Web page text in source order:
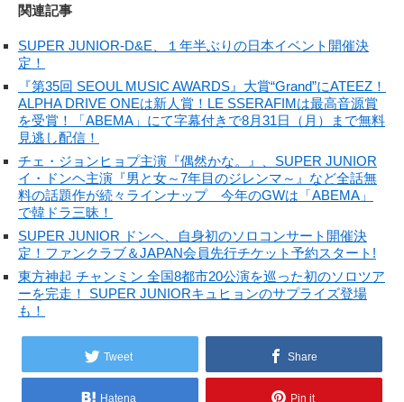
関連記事
SUPER JUNIOR-D&E、１年半ぶりの日本イベント開催決
定！
『第35回 SEOUL MUSIC AWARDS』大賞“Grand”にATEEZ！
ALPHA DRIVE ONEは新人賞！LE SSERAFIMは最高音源賞
を受賞！「ABEMA」にて字幕付きで8月31日（月）まで無料
見逃し配信！
チェ・ジョンヒョプ主演『偶然かな。』、SUPER JUNIOR
イ・ドンヘ主演『男と女～7年目のジレンマ～』など全話無
料の話題作が続々ラインナップ 今年のGWは「ABEMA」
で韓ドラ三昧！
SUPER JUNIOR ドンヘ、自身初のソロコンサート開催決
定！ファンクラブ＆JAPAN会員先行チケット予約スタート!
東方神起 チャンミン 全国8都市20公演を巡った初のソロツア
ーを完走！ SUPER JUNIORキュヒョンのサプライズ登場
も！
Tweet Share
Hatena Pin it